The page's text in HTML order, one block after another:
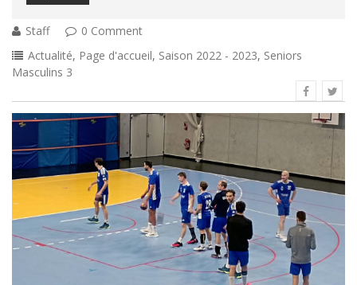
Staff
0 Comment
Actualité, Page d'accueil, Saison 2022 - 2023, Seniors
Masculins 3